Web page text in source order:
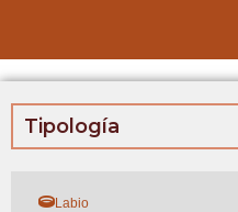
Tipología
Labio